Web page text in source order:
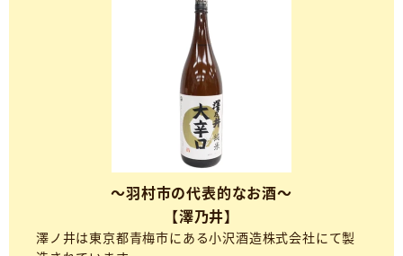
～羽村市の代表的なお酒～
【澤乃井】
澤ノ井は東京都青梅市にある小沢酒造株式会社にて製